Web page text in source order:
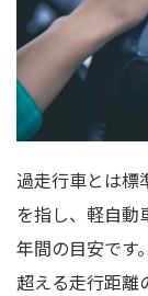
過走行車とは標
を指し、軽自
年間の目安で
超える走行距離